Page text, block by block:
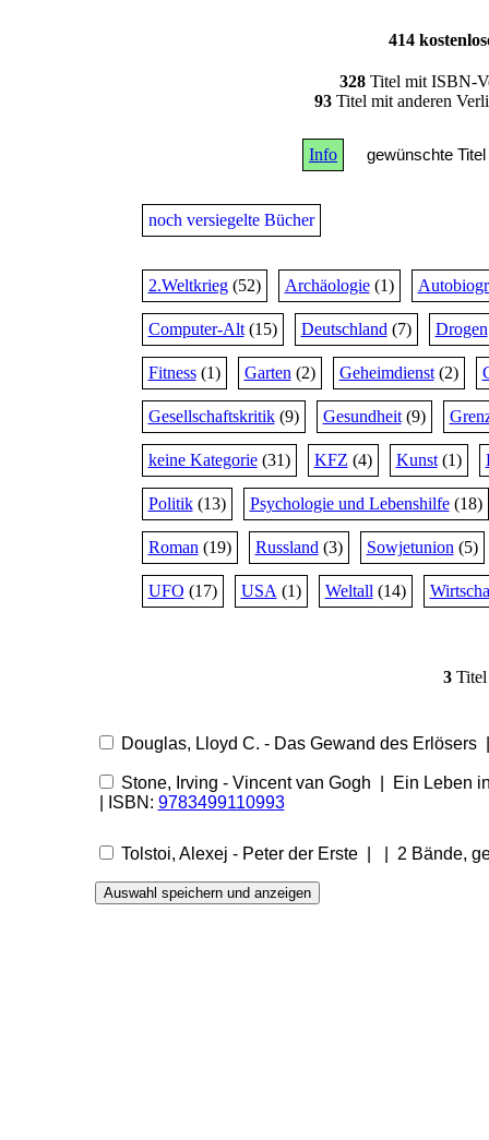
414
328 Titel mit ISBN-
93Titel mit anderen
Info gewünschte
noch versiegelte Bücher
2.Weltkrieg(52) Archäologie(1)
Computer-Alt(15) Deutschland (7) Drogen
Fitness(1) Garten (2) Geheimdienst(2)
Gesellschaftskritik(9) Gesundheit(9)
keine Kategorie(31) KFZ (4) Kunst(1)
Politik(13) Psychologie und Lebenshilfe(18)
Roman (19) Russland (3) Sowjetunion (5)
UFO (17) USA (1) Weltall (14)
3
Douglas, Lloyd C. - Das Gewand des
Stone, Irving - Vincent van Gogh | Ein Leben
| ISBN: 9783499110993
Tolstoi, Alexej - Peter der Erste | | 2 Bände,